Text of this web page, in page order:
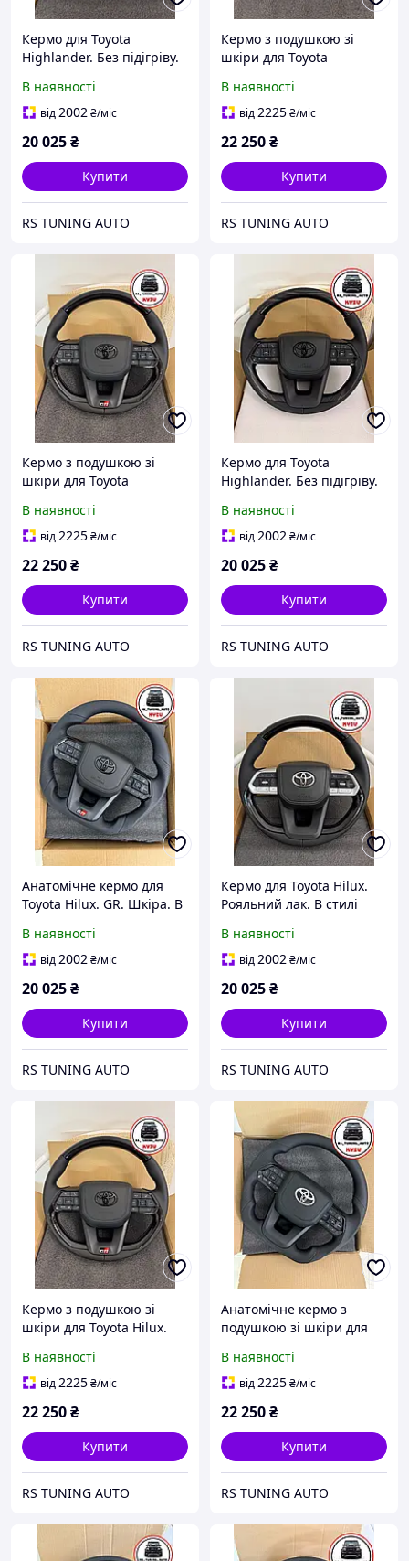
Кермо для Toyota
Highlander. Без підігріву.
сборі.
В наявності
від2002₴/міс
20 025₴
Купити
RS TUNING AUTO
Кермо з подушкою зі
шкіри для Toyota
Дерево. В стилі LC300. В
сборі.
В наявності
від2225₴/міс
22 250₴
Купити
RS TUNING AUTO
Кермо з подушкою зі
шкіри для Toyota
Рояльний лак. В стилі
LC300. В зборі.
В наявності
від2225₴/міс
22 250₴
Купити
RS TUNING AUTO
Кермо для Toyota
Highlander. Без підігріву.
LC300. В зборі.
В наявності
від2002₴/міс
20 025₴
Купити
RS TUNING AUTO
Анатомічне кермо для
Toyota Hilux. GR. Шкіра. В
В наявності
від2002₴/міс
20 025₴
Купити
RS TUNING AUTO
Кермо для Toyota Hilux.
Рояльний лак. В стилі
В наявності
від2002₴/міс
20 025₴
Купити
RS TUNING AUTO
Кермо з подушкою зі
шкіри для Toyota Hilux.
LC300. В сборі.
В наявності
від2225₴/міс
22 250₴
Купити
RS TUNING AUTO
Анатомічне кермо з
подушкою зі шкіри для
сборі.
В наявності
від2225₴/міс
22 250₴
Купити
RS TUNING AUTO